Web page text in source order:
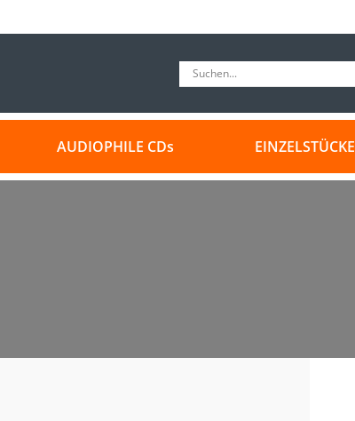
AUDIOPHILE CDs EINZELSTÜCKE